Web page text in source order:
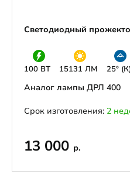
Светодиодный
100 ВТ 15131 ЛМ 25°
Аналог лампы ДРЛ 400
Срок изготовления: 2
13 000 р.